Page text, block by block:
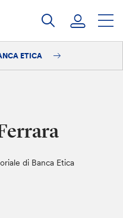
ETICA
di Banca Etica